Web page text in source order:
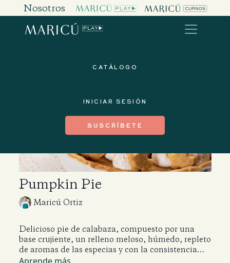
Nosotros
CATÁLOGO
INICIAR SESIÓN
SUSCRÍBETE
Pumpkin Pie
Maricú Ortiz
Delicioso pie de calabaza, compuesto por una
base crujiente, un relleno meloso, húmedo, repleto
de aromas de las especias y con la consistencia
ideal para mantenerse firme. Este postre es típico
Aprende más